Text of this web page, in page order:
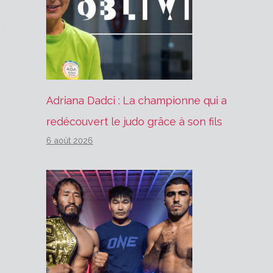
Adriana Dadci : La championne qui a
redécouvert le judo grâce à son fils
6 août 2026